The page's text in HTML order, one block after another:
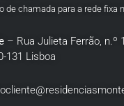
de chamada para a rede fixa
– Rua Julieta Ferrão, n.º
131 Lisboa